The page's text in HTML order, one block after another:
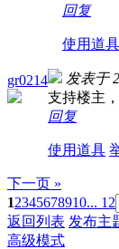
回复
使用道具
gr0214 发表于
支持楼主
回复
使用道具
下一页 »
12345678910... 12
返回列表 发布主
高级模式